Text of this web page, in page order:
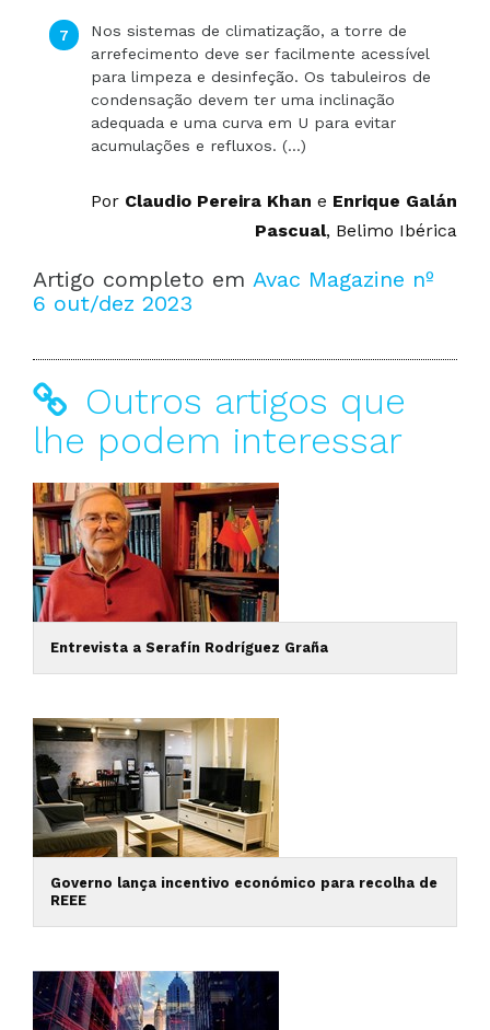
Nos sistemas de climatização, a torre de
arrefecimento deve ser facilmente acessível
para limpeza e desinfeção. Os tabuleiros de
condensação devem ter uma inclinação
adequada e uma curva em U para evitar
acumulações e refluxos. (...)
Por Claudio Pereira Khan e Enrique Galán
Pascual, Belimo Ibérica
Artigo completo em Avac Magazine nº
6 out/dez 2023
Outros artigos que
lhe podem interessar
Entrevista a Serafín Rodríguez Graña
Governo lança incentivo económico para recolha de
REEE